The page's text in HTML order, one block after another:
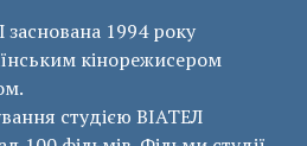
заснована 1994 року
кінорежисером
студією ВІАТЕЛ